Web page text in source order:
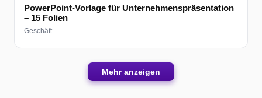
PowerPoint-Vorlage für Unternehmenspräsentation
– 15 Folien
Geschäft
Mehr anzeigen